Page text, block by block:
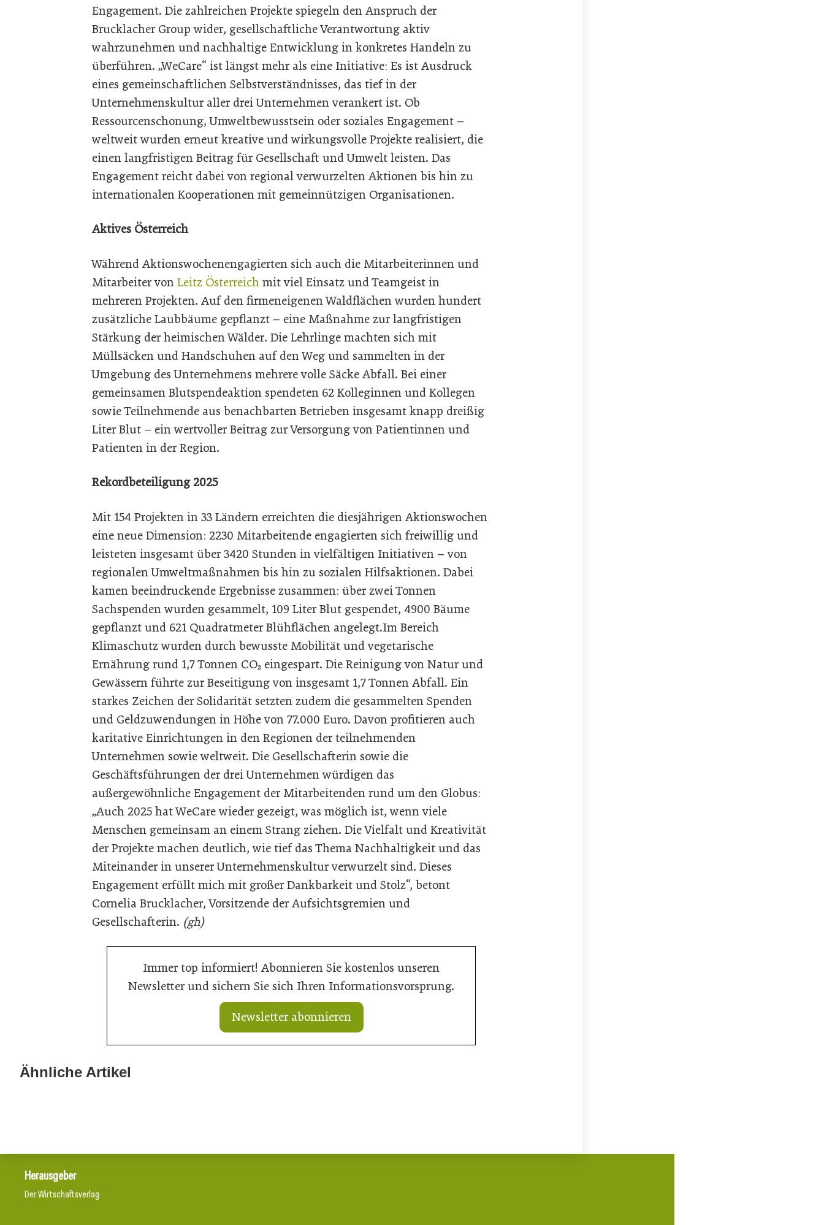
Engagement. Die zahlreichen Projekte spiegeln den Anspruch der
Brucklacher Group wider, gesellschaftliche Verantwortung aktiv
wahrzunehmen und nachhaltige Entwicklung in konkretes Handeln zu
überführen. „WeCare“ ist längst mehr als eine Initiative: Es ist Ausdruck
eines gemeinschaftlichen Selbstverständnisses, das tief in der
Unternehmenskultur aller drei Unternehmen verankert ist. Ob
Ressourcenschonung, Umweltbewusstsein oder soziales Engagement –
weltweit wurden erneut kreative und wirkungsvolle Projekte realisiert, die
einen langfristigen Beitrag für Gesellschaft und Umwelt leisten. Das
Engagement reicht dabei von regional verwurzelten Aktionen bis hin zu
internationalen Kooperationen mit gemeinnützigen Organisationen.
Aktives Österreich
Während Aktionswochenengagierten sich auch die Mitarbeiterinnen und
Mitarbeiter von Leitz Österreich mit viel Einsatz und Teamgeist in
mehreren Projekten. Auf den firmeneigenen Waldflächen wurden hundert
zusätzliche Laubbäume gepflanzt – eine Maßnahme zur langfristigen
Stärkung der heimischen Wälder. Die Lehrlinge machten sich mit
Müllsäcken und Handschuhen auf den Weg und sammelten in der
Umgebung des Unternehmens mehrere volle Säcke Abfall. Bei einer
gemeinsamen Blutspendeaktion spendeten 62 Kolleginnen und Kollegen
sowie Teilnehmende aus benachbarten Betrieben insgesamt knapp dreißig
Liter Blut – ein wertvoller Beitrag zur Versorgung von Patientinnen und
Patienten in der Region.
Rekordbeteiligung 2025
Mit 154 Projekten in 33 Ländern erreichten die diesjährigen Aktionswochen
eine neue Dimension: 2230 Mitarbeitende engagierten sich freiwillig und
leisteten insgesamt über 3420 Stunden in vielfältigen Initiativen – von
regionalen Umweltmaßnahmen bis hin zu sozialen Hilfsaktionen. Dabei
kamen beeindruckende Ergebnisse zusammen: über zwei Tonnen
Sachspenden wurden gesammelt, 109 Liter Blut gespendet, 4900 Bäume
gepflanzt und 621 Quadratmeter Blühflächen angelegt.Im Bereich
Klimaschutz wurden durch bewusste Mobilität und vegetarische
Ernährung rund 1,7 Tonnen CO₂ eingespart. Die Reinigung von Natur und
Gewässern führte zur Beseitigung von insgesamt 1,7 Tonnen Abfall. Ein
starkes Zeichen der Solidarität setzten zudem die gesammelten Spenden
und Geldzuwendungen in Höhe von 77.000 Euro. Davon profitieren auch
karitative Einrichtungen in den Regionen der teilnehmenden
Unternehmen sowie weltweit. Die Gesellschafterin sowie die
Geschäftsführungen der drei Unternehmen würdigen das
außergewöhnliche Engagement der Mitarbeitenden rund um den Globus:
„Auch 2025 hat WeCare wieder gezeigt, was möglich ist, wenn viele
Menschen gemeinsam an einem Strang ziehen. Die Vielfalt und Kreativität
der Projekte machen deutlich, wie tief das Thema Nachhaltigkeit und das
Miteinander in unserer Unternehmenskultur verwurzelt sind. Dieses
Engagement erfüllt mich mit großer Dankbarkeit und Stolz“, betont
Cornelia Brucklacher, Vorsitzende der Aufsichtsgremien und
Gesellschafterin. (gh)
Immer top informiert! Abonnieren Sie kostenlos unseren
Newsletter und sichern Sie sich Ihren Informationsvorsprung.
Newsletter abonnieren
Ähnliche Artikel
21. Juli 2026
Herausgeber
Der Wirtschaftsverlag